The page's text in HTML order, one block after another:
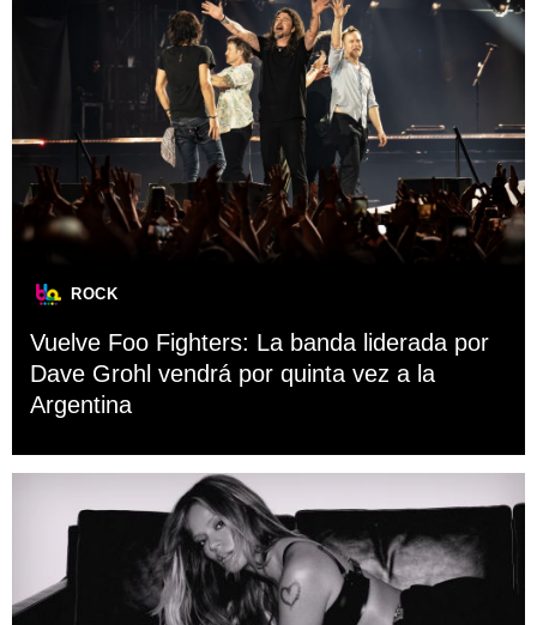
ROCK
Vuelve Foo Fighters: La banda liderada por
Dave Grohl vendrá por quinta vez a la
Argentina